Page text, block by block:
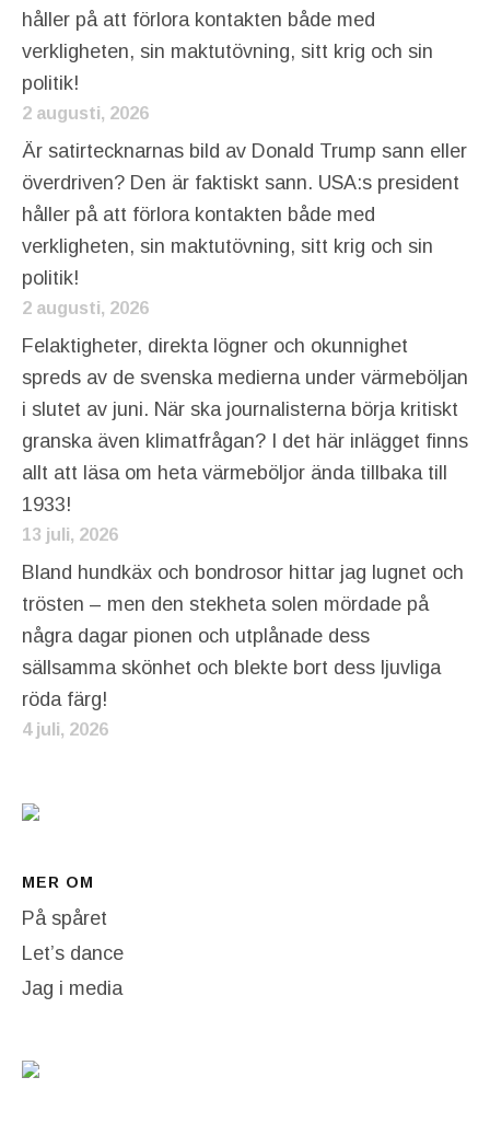
håller på att förlora kontakten både med
verkligheten, sin maktutövning, sitt krig och sin
politik!
2 augusti, 2026
Är satirtecknarnas bild av Donald Trump sann eller
överdriven? Den är faktiskt sann. USA:s president
håller på att förlora kontakten både med
verkligheten, sin maktutövning, sitt krig och sin
politik!
2 augusti, 2026
Felaktigheter, direkta lögner och okunnighet
spreds av de svenska medierna under värmeböljan
i slutet av juni. När ska journalisterna börja kritiskt
granska även klimatfrågan? I det här inlägget finns
allt att läsa om heta värmeböljor ända tillbaka till
1933!
13 juli, 2026
Bland hundkäx och bondrosor hittar jag lugnet och
trösten – men den stekheta solen mördade på
några dagar pionen och utplånade dess
sällsamma skönhet och blekte bort dess ljuvliga
röda färg!
4 juli, 2026
MER OM
På spåret
Let’s dance
Jag i media